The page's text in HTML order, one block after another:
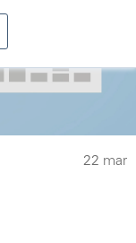
22 mar